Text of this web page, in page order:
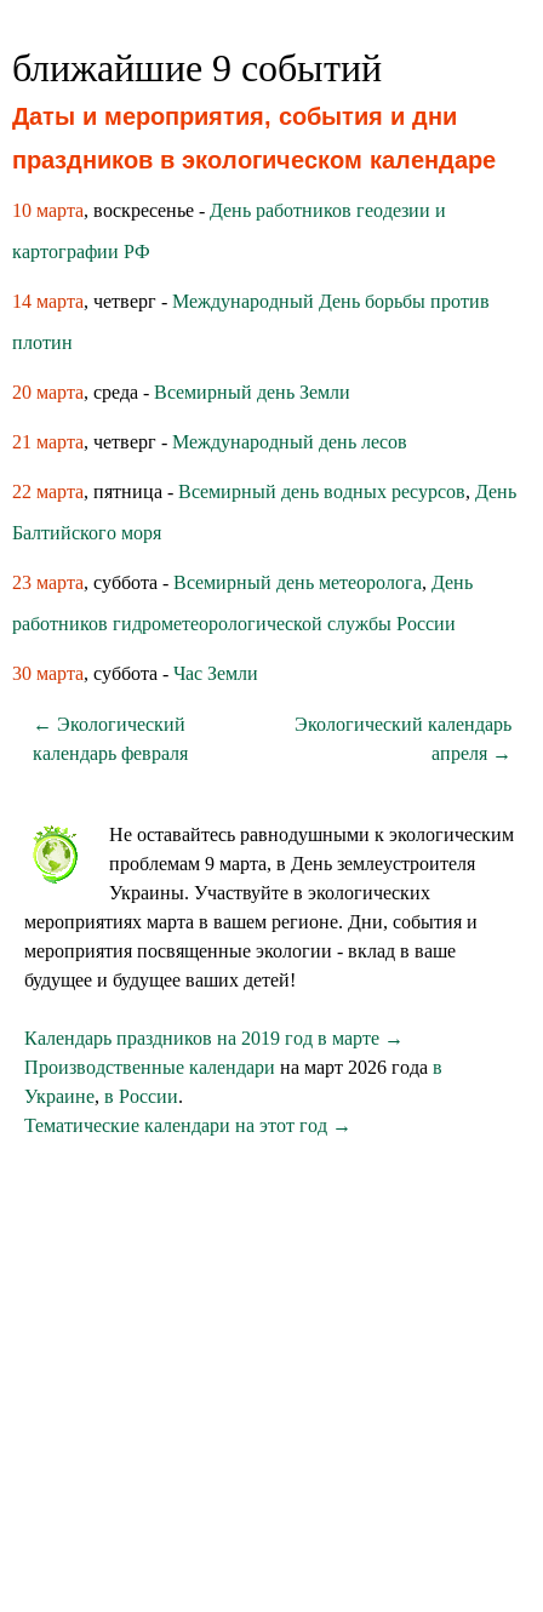
ближайшие 9 событий
Даты и мероприятия, события и дни
праздников в экологическом календаре
10 марта, воскресенье - День работников геодезии и
картографии РФ
14 марта, четверг - Международный День борьбы против
плотин
20 марта, среда - Всемирный день Земли
21 марта, четверг - Международный день лесов
22 марта, пятница - Всемирный день водных ресурсов, День
Балтийского моря
23 марта, суббота - Всемирный день метеоролога, День
работников гидрометеорологической службы России
30 марта, суббота - Час Земли
← Экологический
календарь февраля
Экологический календарь
апреля →
Не оставайтесь равнодушными к экологическим
проблемам 9 марта, в День землеустроителя
Украины. Участвуйте в экологических
мероприятиях марта в вашем регионе. Дни, события и
мероприятия посвященные экологии - вклад в ваше
будущее и будущее ваших детей!
Календарь праздников на 2019 год в марте →
Производственные календари на март 2026 года в
Украине, в России.
Тематические календари на этот год →